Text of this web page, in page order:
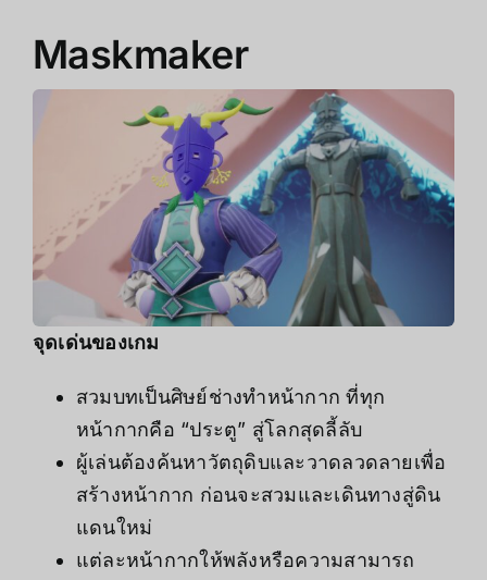
Maskmaker
จุดเด่นของเกม
สวมบทเป็นศิษย์ช่างทำหน้ากาก ที่ทุก
หน้ากากคือ “ประตู” สู่โลกสุดลี้ลับ
ผู้เล่นต้องค้นหาวัตถุดิบและวาดลวดลายเพื่อ
สร้างหน้ากาก ก่อนจะสวมและเดินทางสู่ดิน
แดนใหม่
แต่ละหน้ากากให้พลังหรือความสามารถ